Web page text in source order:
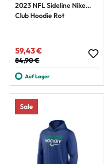
2023 NFL Sideline Nike
Club Hoodie Rot
Verkaufspreis:
59,43 €
Regulärer Preis:
84,90 €
Auf Lager
Sale